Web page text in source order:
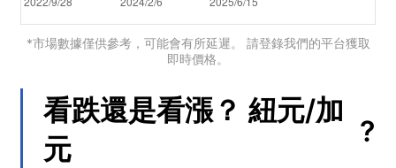
*市場數據僅供參考，可能會有所延遲。 請登錄我們的平台獲取
即時價格。
看跌還是看漲？紐元/加
元
?